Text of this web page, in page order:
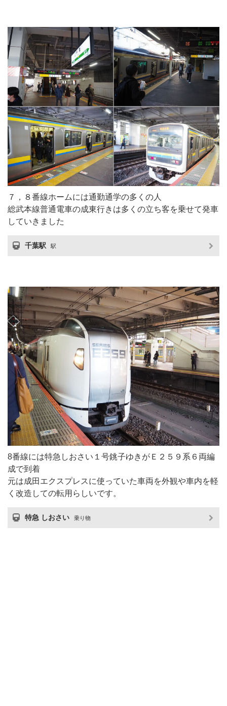
７，８番線ホームには通勤通学の多くの人
総武本線普通電車の成東行きは多くの立ち客を乗せて発車
していきました
千葉駅 駅
8番線には特急しおさい１号銚子ゆきがＥ２５９系６両編
成で到着
元は成田エクスプレスに使っていた車両を外観や車内を軽
く改造しての転用らしいです。
特急 しおさい 乗り物